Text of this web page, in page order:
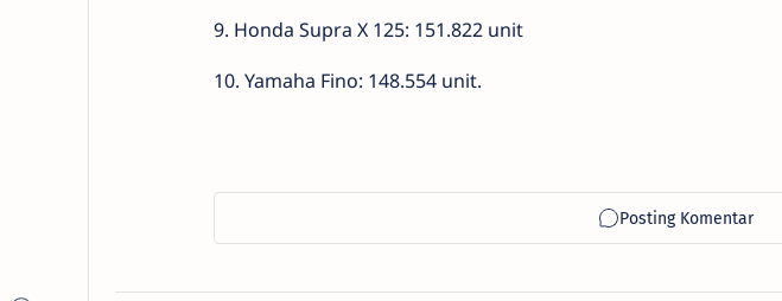
9. Honda Supra X 125: 151.822 unit
10. Yamaha Fino: 148.554 unit.